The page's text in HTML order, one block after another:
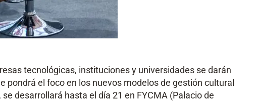
tecnológicas, instituciones y universidades se darán
pondrá el foco en los nuevos modelos de gestión cultural
desarrollará hasta el día 21 en FYCMA (Palacio de